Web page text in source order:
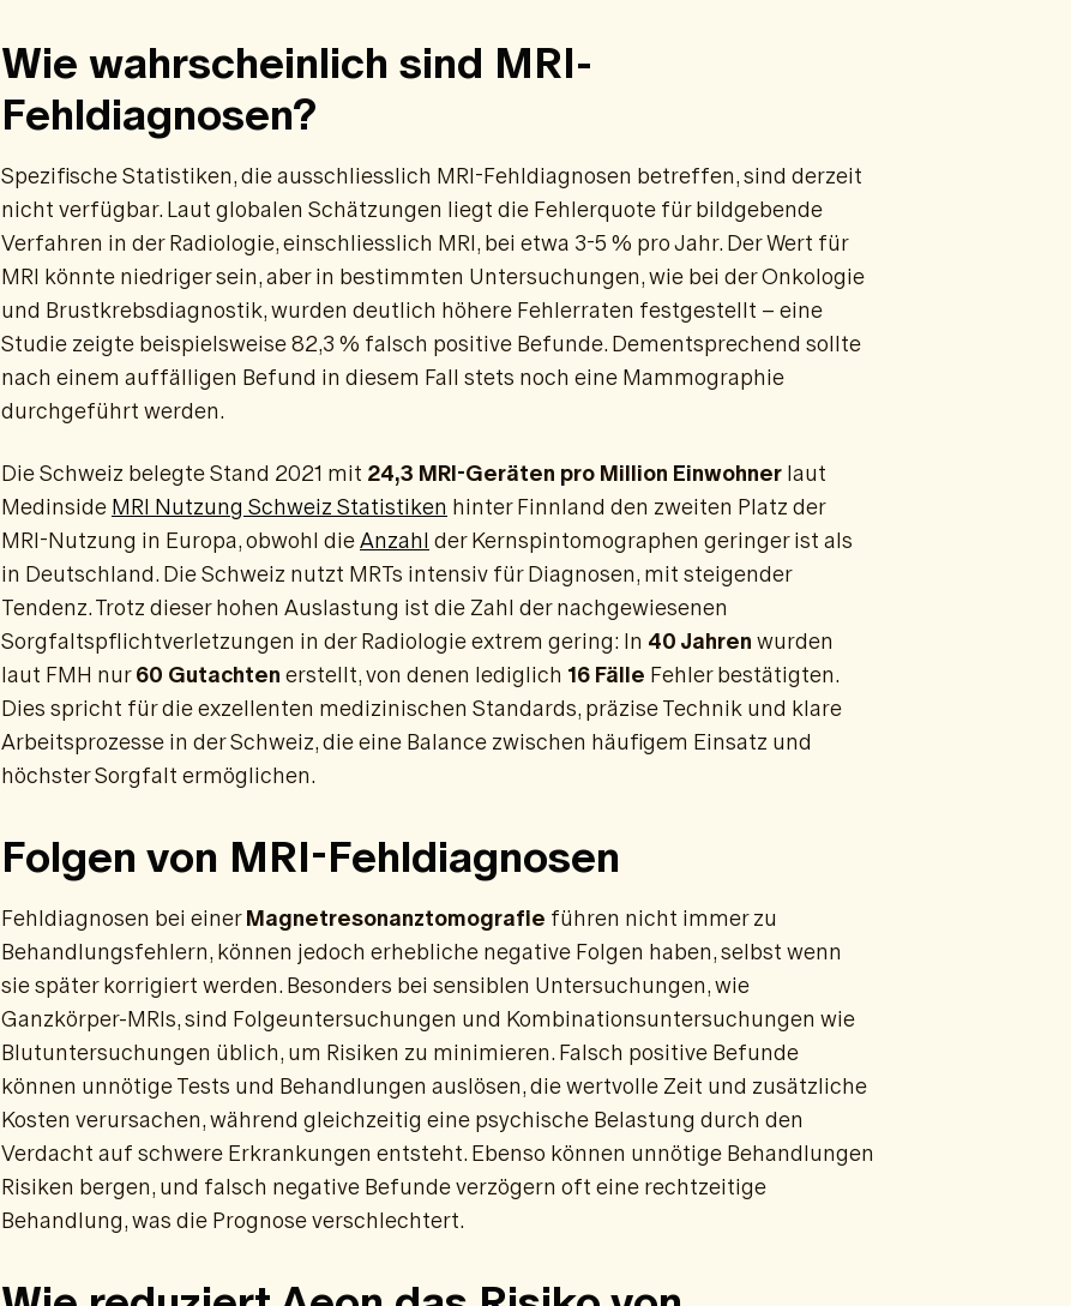
Wie wahrscheinlich sind MRI-
Fehldiagnosen?
Spezifische Statistiken, die ausschliesslich MRI-Fehldiagnosen betreffen, sind derzeit
nicht verfügbar. Laut globalen Schätzungen liegt die Fehlerquote für bildgebende
Verfahren in der Radiologie, einschliesslich MRI, bei etwa 3-5 % pro Jahr. Der Wert für
MRI könnte niedriger sein, aber in bestimmten Untersuchungen, wie bei der Onkologie
und Brustkrebsdiagnostik, wurden deutlich höhere Fehlerraten festgestellt – eine
Studie zeigte beispielsweise 82,3 % falsch positive Befunde. Dementsprechend sollte
nach einem auffälligen Befund in diesem Fall stets noch eine Mammographie
durchgeführt werden.
Die Schweiz belegte Stand 2021 mit 24,3 MRI-Geräten pro Million Einwohnerlaut
MedinsideMRI Nutzung Schweiz Statistiken hinter Finnland den zweiten Platz der
MRI-Nutzung in Europa, obwohl dieAnzahl der Kernspintomographen geringer ist als
in Deutschland. Die Schweiz nutzt MRTs intensiv für Diagnosen, mit steigender
Tendenz. Trotz dieser hohen Auslastung ist die Zahl der nachgewiesenen
Sorgfaltspflichtverletzungen in der Radiologie extrem gering: In 40 Jahrenwurden
laut FMH nur60 Gutachtenerstellt, von denen lediglich 16 Fälle Fehler bestätigten.
Dies spricht für die exzellenten medizinischen Standards, präzise Technik und klare
Arbeitsprozesse in der Schweiz, die eine Balance zwischen häufigem Einsatz und
höchster Sorgfalt ermöglichen.
Folgen von MRI-Fehldiagnosen
Fehldiagnosen bei einerMagnetresonanztomografie führen nicht immer zu
Behandlungsfehlern, können jedoch erhebliche negative Folgen haben, selbst wenn
sie später korrigiert werden. Besonders bei sensiblen Untersuchungen, wie
Ganzkörper-MRIs, sind Folgeuntersuchungen und Kombinationsuntersuchungen wie
Blutuntersuchungen üblich, um Risiken zu minimieren. Falsch positive Befunde
können unnötige Tests und Behandlungen auslösen, die wertvolle Zeit und zusätzliche
Kosten verursachen, während gleichzeitig eine psychische Belastung durch den
Verdacht auf schwere Erkrankungen entsteht. Ebenso können unnötige Behandlungen
Risiken bergen, und falsch negative Befunde verzögern oft eine rechtzeitige
Behandlung, was die Prognose verschlechtert.